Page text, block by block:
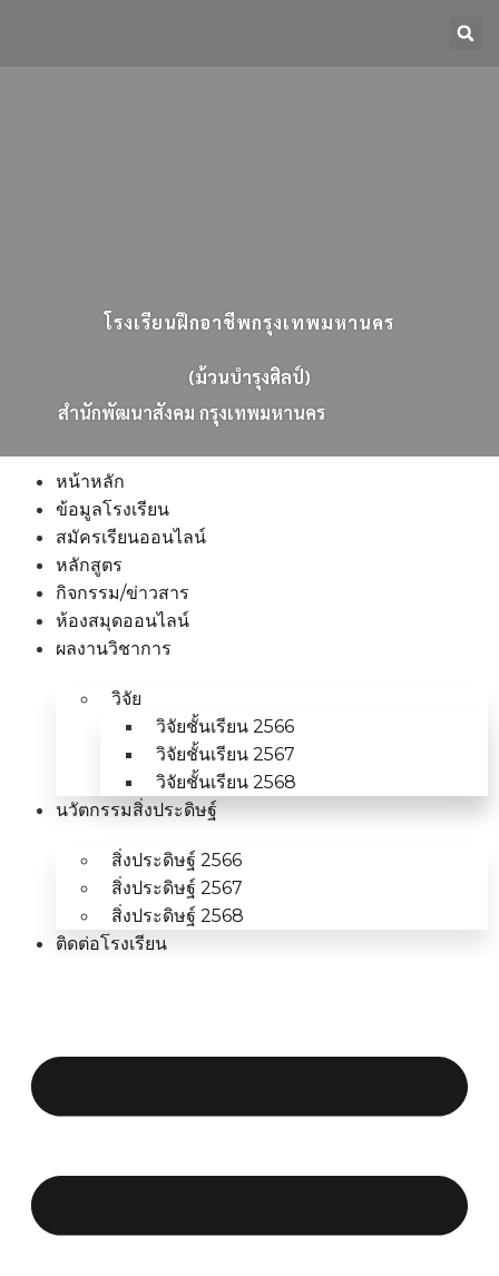
โรงเรียนฝึกอาชีพกรุงเทพมหานคร
(ม้วนบำรุงศิลป์)
สนกพฒนาสงคม กรงเทพมหานคร
หน้าหลัก
ข้อมูลโรงเรียน
สมัครเรียนออนไลน์
หลักสูตร
กิจกรรม/ข่าวสาร
ห้องสมุดออนไลน์
ผลงานวิชาการ
วิจัย
วิจัยชั้นเรียน 2566
วิจัยชั้นเรียน 2567
วิจัยชั้นเรียน 2568
นวัตกรรมสิ่งประดิษฐ์
สิ่งประดิษฐ์ 2566
สิ่งประดิษฐ์ 2567
สิ่งประดิษฐ์ 2568
ติดต่อโรงเรียน